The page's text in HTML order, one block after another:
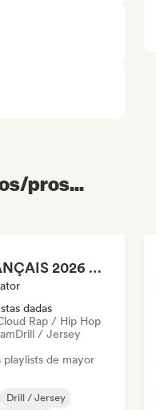
pros...
RAP FRANÇAIS 2026 🔥🇫🇷 (Way Records)
dadas
Rap / Hip Hop
Drill / Jersey
playlists de mayor
Drill / Jersey